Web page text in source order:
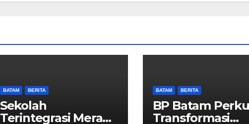
BATAM BERITA
Sekolah
Terintegrasi Merah
BATAM BERITA
BP Batam
Transformasi